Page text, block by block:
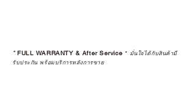
*FULL WARRANTY & After Service * มั่นใจได้กับสินค้ามี
รับประกัน พร้อมบริการหลังการขาย